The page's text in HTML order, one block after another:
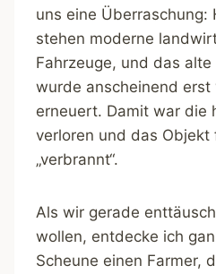
uns eine Überraschung:
stehen moderne
Fahrzeuge, und das alte
wurde anscheinend
erneuert. Damit war die
verloren und das
„verbrannt“.
Als wir gerade
wollen, entdecke ich
Scheune einen Farmer,